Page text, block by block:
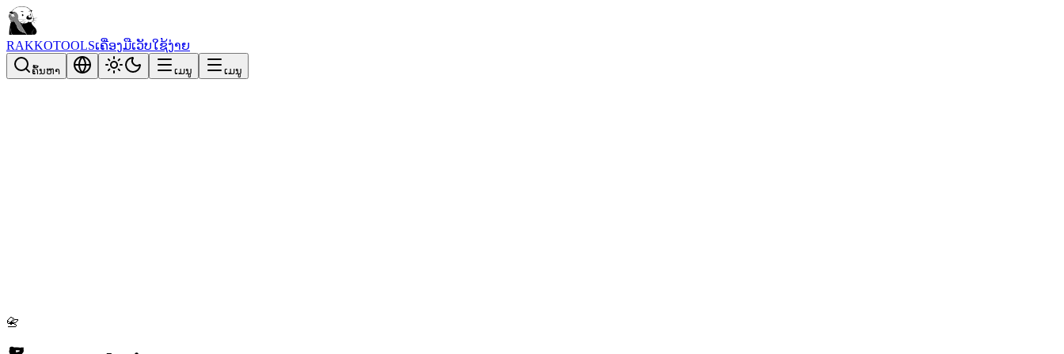
RAKKOTOOLSເຄື່ອງມືເວັບໃຊ້ງ່າຍ
ຄົ້ນຫາ ເມນູ ເມນູ
📇